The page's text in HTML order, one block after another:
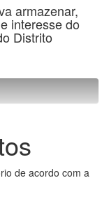
armazenar,
interesse do
Distrito
de acordo com a